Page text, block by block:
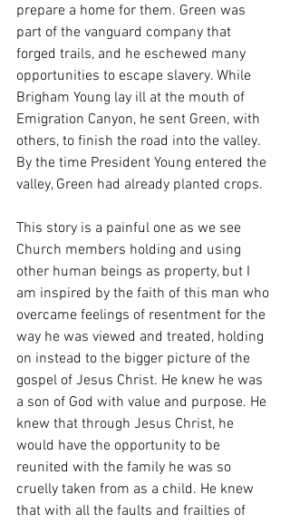
prepare a home for them. Green was
part of the vanguard company that
forged trails, and he eschewed many
opportunities to escape slavery. While
Brigham Young lay ill at the mouth of
Emigration Canyon, he sent Green, with
others, to finish the road into the valley.
By the time President Young entered the
valley, Green had already planted crops.
This story is a painful one as we see
Church members holding and using
other human beings as property, but I
am inspired by the faith of this man who
overcame feelings of resentment for the
way he was viewed and treated, holding
on instead to the bigger picture of the
gospel of Jesus Christ. He knew he was
a son of God with value and purpose. He
knew that through Jesus Christ, he
would have the opportunity to be
reunited with the family he was so
cruelly taken from as a child. He knew
that with all the faults and frailties of